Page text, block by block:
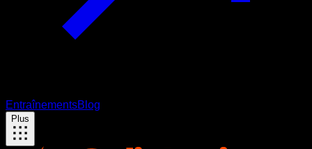
EntraînementsBlog
Plus